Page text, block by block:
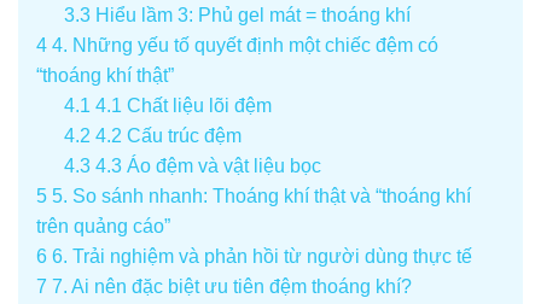
3.3Hiểu lầm 3: Phủ gel mát = thoáng khí
4 4. Những yếu tố quyết định một chiếc đệm có
“thoáng khí thật”
4.1 4.1 Chất liệu lõi đệm
4.2 4.2 Cấu trúc đệm
4.34.3 Áo đệm và vật liệu bọc
5 5. So sánh nhanh: Thoáng khí thật và “thoáng khí
trên quảng cáo”
6 6. Trải nghiệm và phản hồi từ người dùng thực tế
7 7. Ai nên đặc biệt ưu tiên đệm thoáng khí?